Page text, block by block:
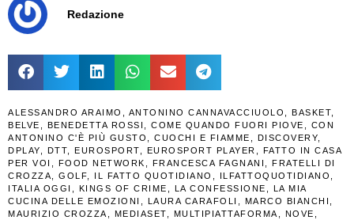
Redazione
ALESSANDRO ARAIMO ANTONINO CANNAVACCIUOLO BASKET
BELVE
BENEDETTA ROSSI COME QUANDO FUORI PIOVE
CON
ANTONINO C'È PIÙ GUSTO
CUOCHI E FIAMME DISCOVERY
DPLAY
DTT EUROSPORT EUROSPORT PLAYER
FATTO IN CASA
PER VOI
FOOD NETWORK FRANCESCA FAGNANI
FRATELLI DI
CROZZA
GOLF IL FATTO QUOTIDIANO ILFATTOQUOTIDIANO
ITALIA OGGI
KINGS OF CRIME LA CONFESSIONE
LA MIA
CUCINA DELLE EMOZIONI
LAURA CARAFOLI MARCO BIANCHI
MAURIZIO CROZZA
MEDIASET MULTIPIATTAFORMA NOVE